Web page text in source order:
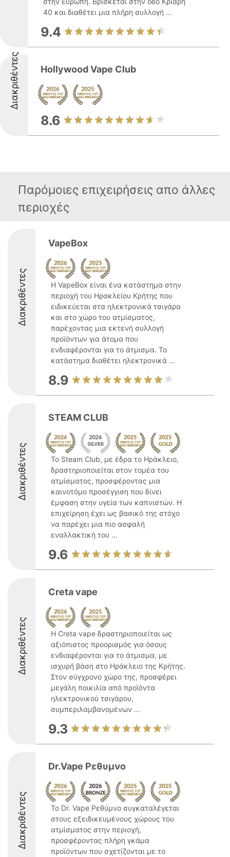
40 και διαθέτει μια πλήρη συλλογή ...
9.4
Διακριθέντες Hollywood Vape Club
8.6
Παρόμοιες επιχειρήσεις απο άλλες
περιοχές
Διακριθέντες
VapeBox
Η VapeBox είναι ένα κατάστημα στην
περιοχή του Ηρακλείου Κρήτης που
ειδικεύεται στα ηλεκτρονικά τσιγάρα
και στο χώρο του ατμίσματος,
παρέχοντας μια εκτενή συλλογή
προϊόντων για άτομα που
ενδιαφέρονται για το άτμισμα. Το
κατάστημα διαθέτει ηλεκτρονικά ...
8.9
Διακριθέντες
STEAM CLUB
Το Steam Club, με έδρα το Ηράκλειο,
δραστηριοποιείται στον τομέα του
ατμίσματος, προσφέροντας μια
καινοτόμο προσέγγιση που δίνει
έμφαση στην υγεία των καπνιστών. Η
επιχείρηση έχει ως βασικό της στόχο
να παρέχει μια πιο ασφαλή
εναλλακτική του ...
9.6
Διακριθέντες
Creta vape
Η Creta vape δραστηριοποιείται ως
αξιόπιστος προορισμός για όσους
ενδιαφέρονται για το άτμισμα, με
ισχυρή βάση στο Ηράκλειο της Κρήτης.
Στον σύγχρονο χώρο της, προσφέρει
μεγάλη ποικιλία από προϊόντα
ηλεκτρονικού τσιγάρου,
συμπεριλαμβανομένων ...
9.3
Διακριθέντες
Dr.Vape Ρεθυμνο
Το Dr. Vape Ρεθύμνο συγκαταλέγεται
στους εξειδικευμένους χώρους του
ατμίσματος στην περιοχή,
προσφέροντας πλήρη γκάμα
προϊόντων που σχετίζονται με το